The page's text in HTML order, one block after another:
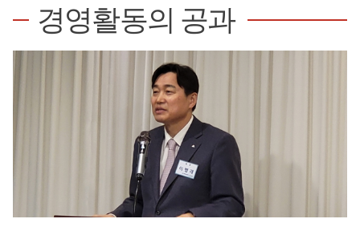
경영활동의 공과